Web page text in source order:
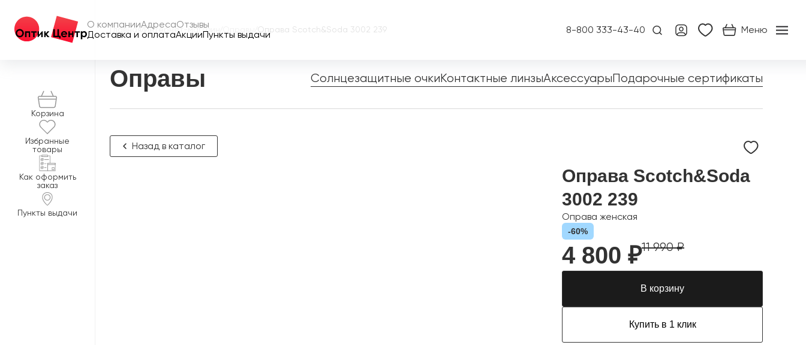
О компанииАдресаОтзывы
Доставка и оплатаАкцииПункты выдачи 8-800 333-43-40 Меню
Корзина
Избранные
товары
Как оформить
заказ
Пункты выдачи
Главная/ Интернет-магазин Оправа Scotch&Soda 3002 239
Оправы Солнцезащитные очкиКонтактные линзыАксессуарыПодарочные сертификаты
Назад в каталог
Оправа Scotch&Soda
3002 239
Оправа женская
-60%
4 800 ₽11 990 ₽
В корзину
Купить в 1 клик